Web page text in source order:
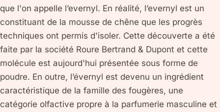
que l'on appelle l’evernyl. En réalité, l’evernyl est un
constituant de la mousse de chêne que les progrès
techniques ont permis d'isoler. Cette découverte a été
faite par la société Roure Bertrand & Dupont et cette
molécule est aujourd'hui présentée sous forme de
poudre. En outre, l’évernyl est devenu un ingrédient
caractéristique de la famille des fougères, une
catégorie olfactive propre à la parfumerie masculine et